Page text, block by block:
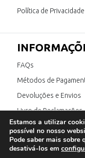
Política de Privacidade
FAQs
Métodos de
Devoluções e Envios
Livro de Reclamações
Canal de Denúncia
Estamos a utilizar
possível no nosso
Pode saber mais
desativá-los em